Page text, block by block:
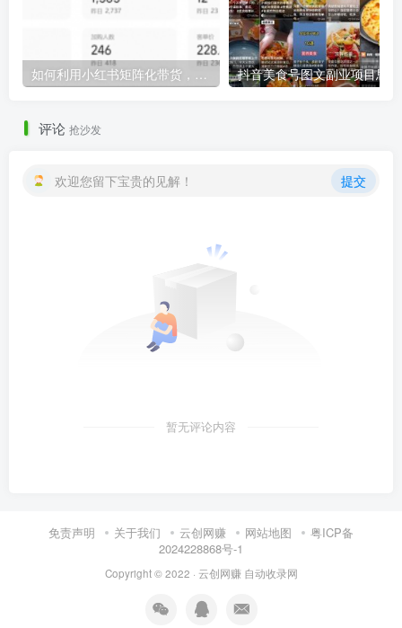
如何利用小红书矩阵化带货，实现两个月营收30万+
评论 抢沙发
欢迎您留下宝贵的见解！ 提交
暂无评论内容
免责声明 关于我们 云创网赚 网站地图
粤ICP备
2024228868号-1
Copyright © 2022 · 云创网赚 自动收录网